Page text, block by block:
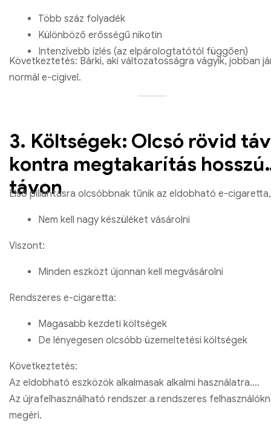
Több száz folyadék
Különböző erősségű nikotin
Intenzívebb ízlés (az elpárologtatótól függően)
Következtetés: Bárki, aki változatosságra vágyik, jobban
normál e-cigivel.
3. Költségek: Olcsó rövid
kontra megtakarítás hosszú
távon
Első pillantásra olcsóbbnak tűnik az eldobható e-
Nem kell nagy készüléket vásárolni
Viszont:
Minden eszközt újonnan kell megvásárolni
Rendszeres e-cigaretta:
Magasabb kezdeti költségek
De lényegesen olcsóbb üzemeltetési költségek
Következtetés:
Az eldobható eszközök alkalmasak alkalmi használatra.
Az újrafelhasználható rendszer a rendszeres
megéri.